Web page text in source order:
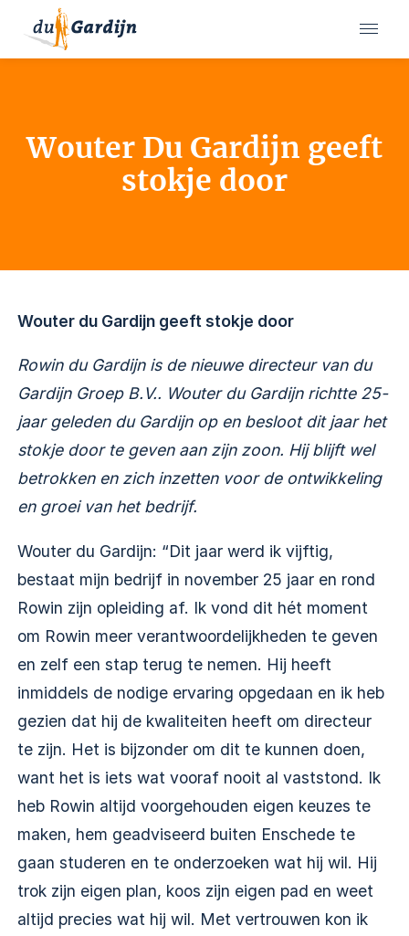
Wouter Du Gardijn geeft
stokje door
Wouter du Gardijn geeft stokje door
Rowin du Gardijn is de nieuwe directeur van du
Gardijn Groep B.V.. Wouter du Gardijnrichtte 25-
jaar geleden du Gardijn op en besloot dit jaar het
stokje door te geven aan zijn zoon. Hij blijft wel
betrokken en zich inzetten voor de ontwikkeling
en groei van het bedrijf.
Wouter du Gardijn: “Dit jaar werd ik vijftig,
bestaat mijn bedrijf in november 25 jaar en rond
Rowin zijn opleiding af. Ik vond dit hét moment
om Rowin meer verantwoordelijkheden te geven
en zelf een stap terug te nemen. Hij heeft
inmiddels de nodige ervaring opgedaan en ik heb
gezien dat hij de kwaliteiten heeft om directeur
te zijn. Het is bijzonder om dit te kunnen doen,
want het is iets wat vooraf nooit al vaststond. Ik
heb Rowin altijd voorgehouden eigen keuzes te
maken, hem geadviseerd buiten Enschede te
gaan studeren en te onderzoeken wat hij wil. Hij
trok zijn eigen plan, koos zijn eigen pad en weet
altijd precies wat hij wil. Met vertrouwen kon ik